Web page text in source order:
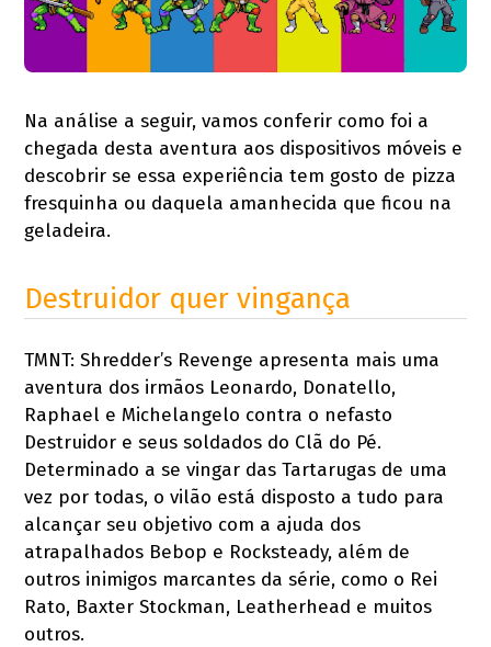
Na análise a seguir, vamos conferir como foi a
chegada desta aventura aos dispositivos móveis e
descobrir se essa experiência tem gosto de pizza
fresquinha ou daquela amanhecida que ficou na
geladeira.
Destruidor quer vingança
TMNT: Shredder’s Revenge apresenta mais uma
aventura dos irmãos Leonardo, Donatello,
Raphael e Michelangelo contra o nefasto
Destruidor e seus soldados do Clã do Pé.
Determinado a se vingar das Tartarugas de uma
vez por todas, o vilão está disposto a tudo para
alcançar seu objetivo com a ajuda dos
atrapalhados Bebop e Rocksteady, além de
outros inimigos marcantes da série, como o Rei
Rato, Baxter Stockman, Leatherhead e muitos
outros.